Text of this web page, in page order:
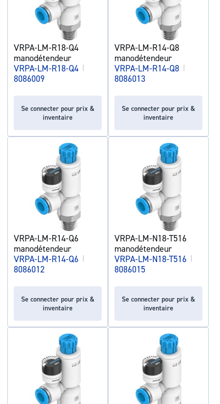
VRPA-LM-R18-Q4
manodétendeur
VRPA-LM-R18-Q4 |
8086009
Se connecter pour prix &
inventaire
VRPA-LM-R14-Q8
manodétendeur
VRPA-LM-R14-Q8 |
8086013
Se connecter pour prix &
inventaire
VRPA-LM-R14-Q6
manodétendeur
VRPA-LM-R14-Q6 |
8086012
Se connecter pour prix &
inventaire
VRPA-LM-N18-T516
manodétendeur
VRPA-LM-N18-T516 |
8086015
Se connecter pour prix &
inventaire